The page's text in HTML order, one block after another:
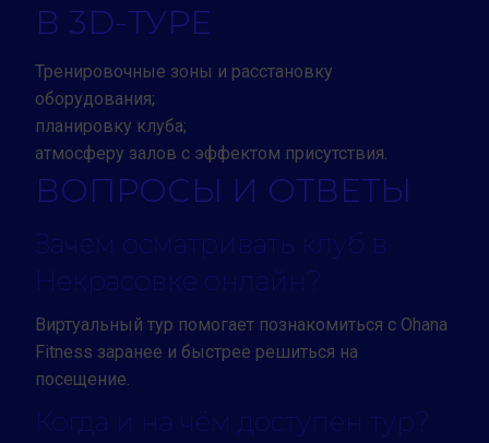
В 3D-ТУРЕ
Тренировочные зоны и расстановку
оборудования;
планировку клуба;
атмосферу залов с эффектом присутствия.
ВОПРОСЫ И ОТВЕТЫ
Зачем осматривать клуб в
Некрасовке онлайн?
Виртуальный тур помогает познакомиться с Ohana
Fitness заранее и быстрее решиться на
посещение.
Когда и на чём доступен тур?